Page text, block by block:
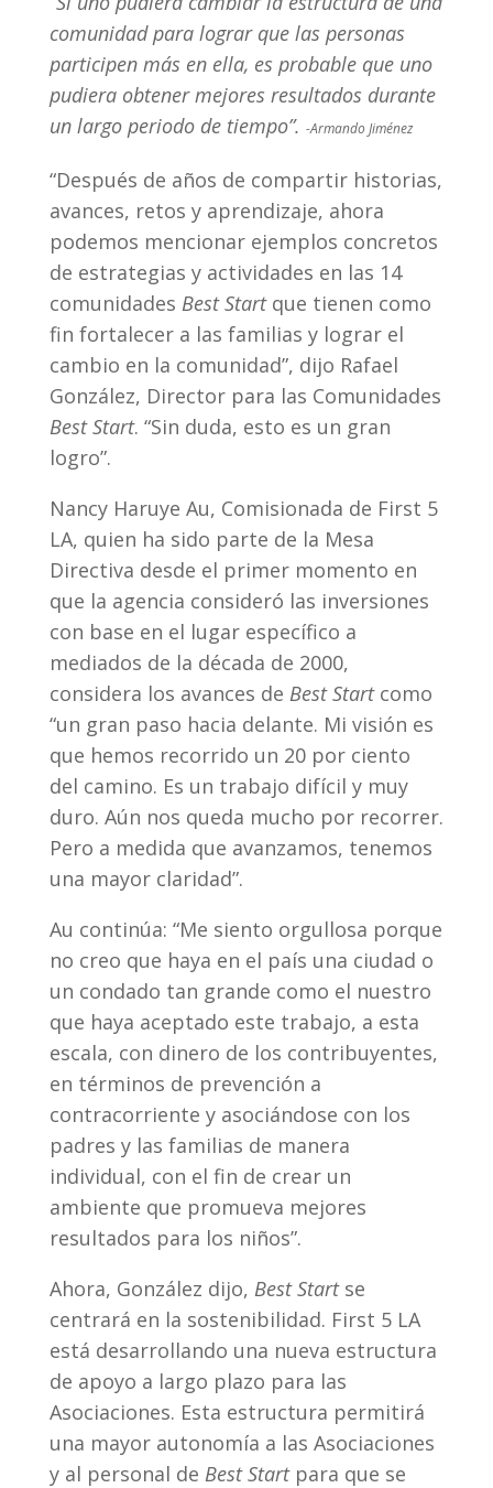
comunidad para lograr que las personas
participen más en ella, es probable que uno
pudiera obtener mejores resultados durante
un largo periodo de tiempo”. -Armando Jiménez
“Después de años de compartir historias,
avances, retos y aprendizaje, ahora
podemos mencionar ejemplos concretos
de estrategias y actividades en las 14
comunidades Best Startque tienen como
fin fortalecer a las familias y lograr el
cambio en la comunidad”, dijo Rafael
González, Director para las Comunidades
Best Start. “Sin duda, esto es un gran
logro”.
Nancy Haruye Au, Comisionada de First 5
LA, quien ha sido parte de la Mesa
Directiva desde el primer momento en
que la agencia consideró las inversiones
con base en el lugar específico a
mediados de la década de 2000,
considera los avances de Best Startcomo
“un gran paso hacia delante. Mi visión es
que hemos recorrido un 20 por ciento
del camino. Es un trabajo difícil y muy
duro. Aún nos queda mucho por recorrer.
Pero a medida que avanzamos, tenemos
una mayor claridad”.
Au continúa: “Me siento orgullosa porque
no creo que haya en el país una ciudad o
un condado tan grande como el nuestro
que haya aceptado este trabajo, a esta
escala, con dinero de los contribuyentes,
en términos de prevención a
contracorriente y asociándose con los
padres y las familias de manera
individual, con el fin de crear un
ambiente que promueva mejores
resultados para los niños”.
Ahora, González dijo, Best Startse
centrará en la sostenibilidad. First 5 LA
está desarrollando una nueva estructura
de apoyo a largo plazo para las
Asociaciones. Esta estructura permitirá
una mayor autonomía a las Asociaciones
y al personal de Best Startpara que se